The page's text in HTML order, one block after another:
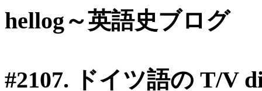
hellog～英語史ブログ
#2107. ドイツ語の T/V